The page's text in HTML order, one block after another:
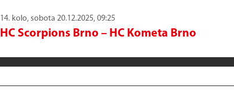
14. kolo, sobota 20.12.2025, 09:25
HC Scorpions Brno – HC Kometa Brno